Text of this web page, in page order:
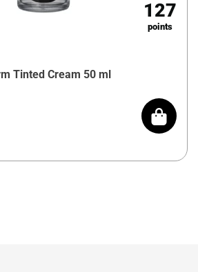
127
points
Tinted Cream 50 ml